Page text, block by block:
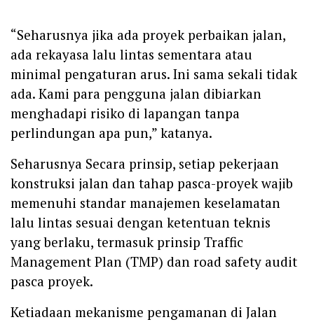
“Seharusnya jika ada proyek perbaikan jalan,
ada rekayasa lalu lintas sementara atau
minimal pengaturan arus. Ini sama sekali tidak
ada. Kami para pengguna jalan dibiarkan
menghadapi risiko di lapangan tanpa
perlindungan apa pun,” katanya.
Seharusnya Secara prinsip, setiap pekerjaan
konstruksi jalan dan tahap pasca-proyek wajib
memenuhi standar manajemen keselamatan
lalu lintas sesuai dengan ketentuan teknis
yang berlaku, termasuk prinsip Traffic
Management Plan (TMP) dan road safety audit
pasca proyek.
Ketiadaan mekanisme pengamanan di Jalan